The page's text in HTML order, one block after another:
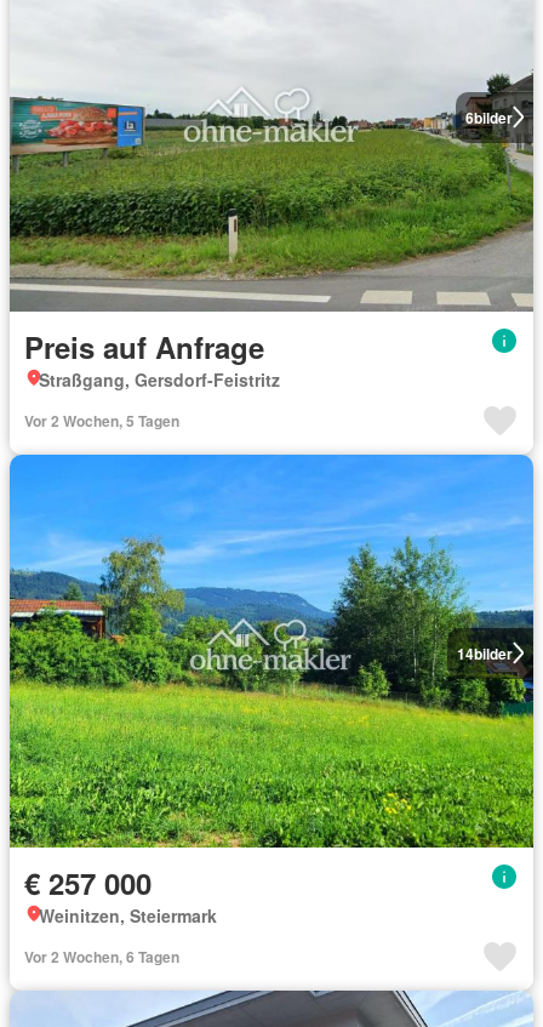
6bilder
Preis auf Anfrage
Straßgang, Gersdorf-Feistritz
Vor 2 Wochen, 5 Tagen
14bilder
€ 257 000
Weinitzen, Steiermark
Vor 2 Wochen, 6 Tagen